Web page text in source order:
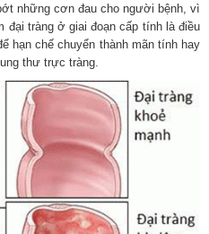
những cơn đau cho người bệnh, vì
đại tràng ở giai đoạn cấp tính là điều
hạn chế chuyển thành mãn tính hay
thư trực tràng.